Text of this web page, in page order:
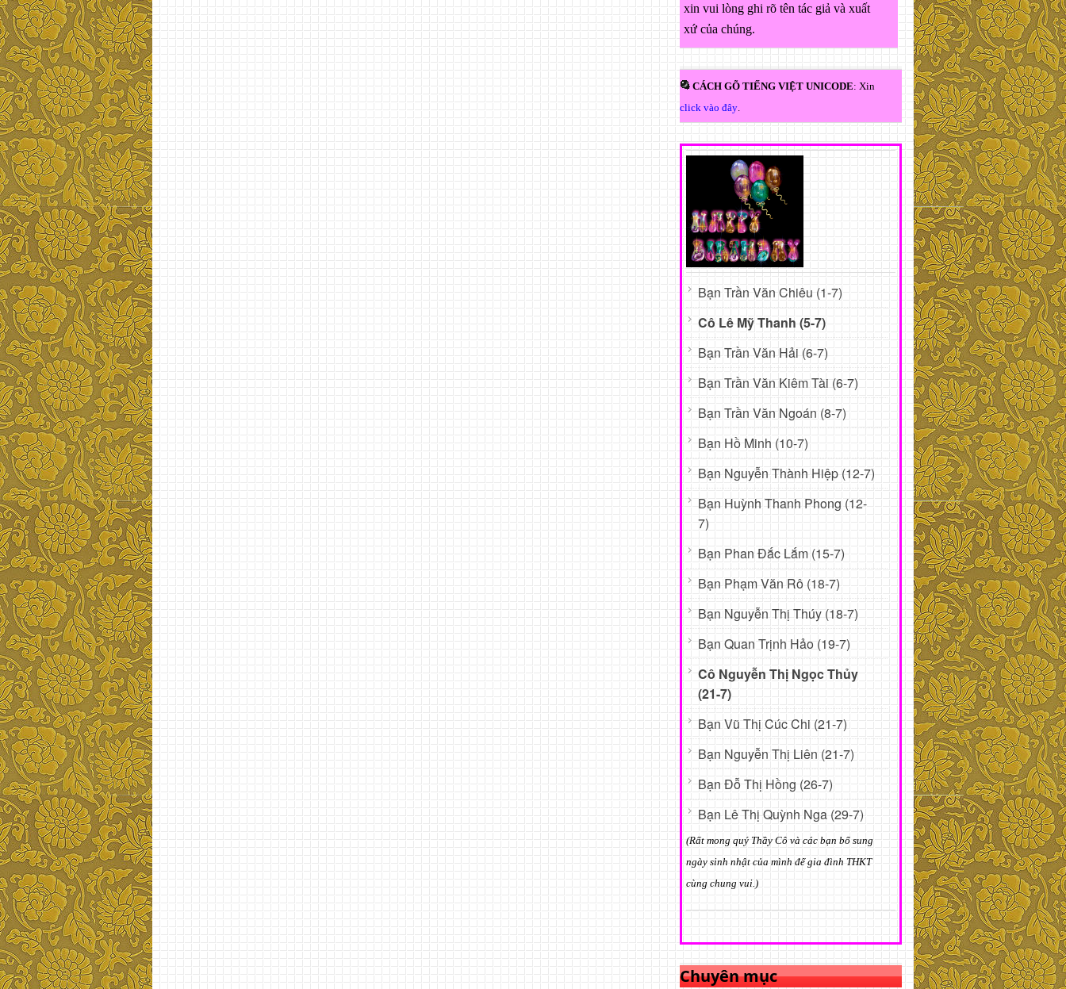
xin vui lòng ghi rõ tên tác giả và xuất
xứ của chúng.
CÁCH GÕ TIẾNG VIỆT UNICODE: Xin
click vào đây
Bạn Trần Văn Chiêu (1-7)
Cô Lê Mỹ Thanh (5-7)
Bạn Trần Văn Hải (6-7)
Bạn Trần Văn Kiêm Tài (6-7)
Bạn Trần Văn Ngoán (8-7)
Bạn Hồ Minh (10-7)
Bạn Nguyễn Thành Hiệp (12-7)
Bạn Huỳnh Thanh Phong (12-
7)
Bạn Phan Đắc Lắm (15-7)
Bạn Phạm Văn Rô (18-7)
Bạn Nguyễn Thị Thúy (18-7)
Bạn Quan Trịnh Hảo (19-7)
Cô Nguyễn Thị Ngọc Thủy
(21-7)
Bạn Vũ Thị Cúc Chi (21-7)
Bạn Nguyễn Thị Liên (21-7)
Bạn Đỗ Thị Hồng (26-7)
Bạn Lê Thị Quỳnh Nga (29-7)
(Rất mong quý Thầy Cô và các bạn bổ sung
ngày sinh nhật của mình để gia đình THKT
cùng chung vui.)
Chuyên mục